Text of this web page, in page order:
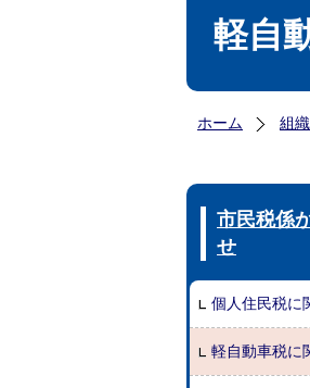
軽自
ホーム 組
市民税係
せ
個人住民税に
軽自動車税に